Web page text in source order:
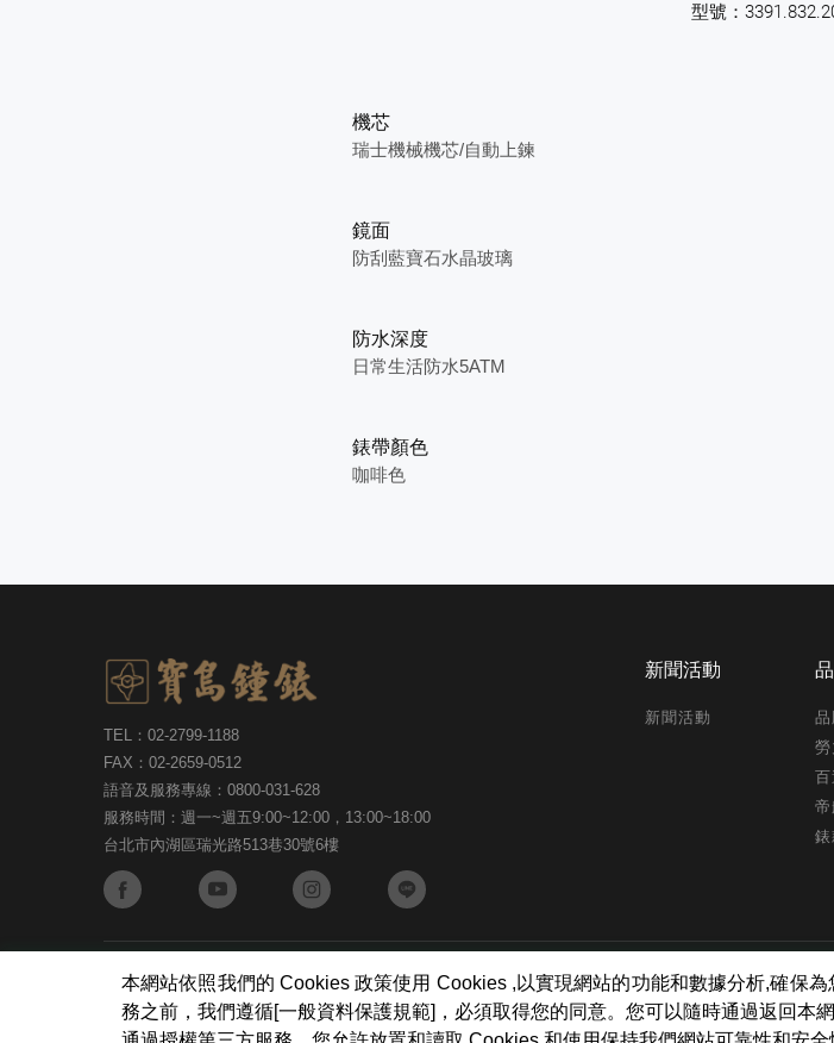
型號：
機芯
瑞士機械機芯/自動上鍊
鏡面
防刮藍寶石水晶玻璃
防水深度
日常生活防水5ATM
錶帶顏色
咖啡色
TEL：02-2799-1188
FAX：02-2659-0512
語音及服務專線：0800-031-628
服務時間：週一~週五9:00~12:00，13:00~18:00
台北市內湖區瑞光路513巷30號6樓
新聞活動
新聞活動
品
帝
錶
本網站依照我們的 Cookies 政策使用 Cookies ,以實現網站的功能和數據分析,確保
務之前，我們遵循[一般資料保護規範]，必須取得您的同意。您可以隨時通過返回本